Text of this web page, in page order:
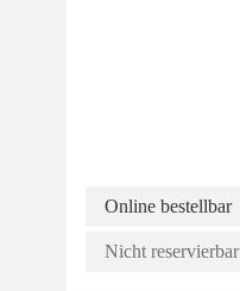
Online bestellbar
Nicht reservierbar